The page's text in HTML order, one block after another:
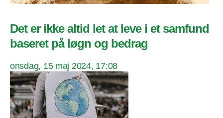
Det er ikke altid let at leve i et samfund
baseret på løgn og bedrag
onsdag, 15 maj 2024, 17:08